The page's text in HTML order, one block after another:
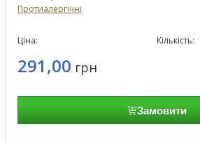
Протиалергічні
Ціна:
291,00 грн
Кількість:
Замовити